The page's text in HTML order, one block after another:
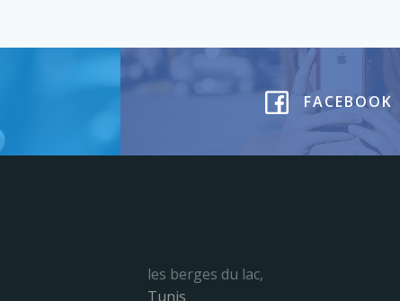
FACEBOOK
les berges du lac,
Tunis